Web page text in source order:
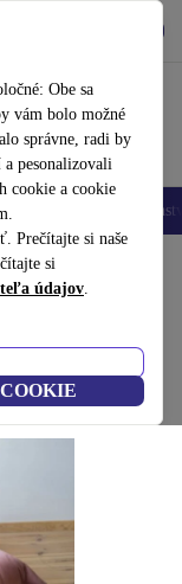
Obe sa
vám bolo možné
správne, radi by
a pesonalizovali
cookie a cookie
Prečítajte si naše
si
údajov.
hodinky